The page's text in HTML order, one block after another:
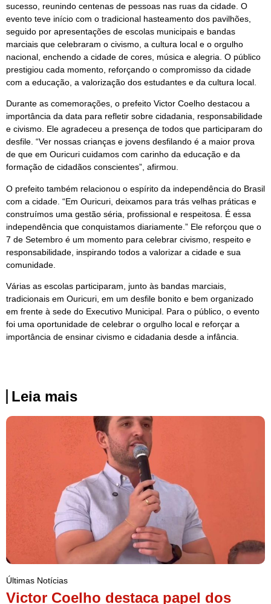
sucesso, reunindo centenas de pessoas nas ruas da cidade. O
evento teve início com o tradicional hasteamento dos pavilhões,
seguido por apresentações de escolas municipais e bandas
marciais que celebraram o civismo, a cultura local e o orgulho
nacional, enchendo a cidade de cores, música e alegria. O público
prestigiou cada momento, reforçando o compromisso da cidade
com a educação, a valorização dos estudantes e da cultura local.
Durante as comemorações, o prefeito Victor Coelho destacou a
importância da data para refletir sobre cidadania, responsabilidade
e civismo. Ele agradeceu a presença de todos que participaram do
desfile. “Ver nossas crianças e jovens desfilando é a maior prova
de que em Ouricuri cuidamos com carinho da educação e da
formação de cidadãos conscientes”, afirmou.
O prefeito também relacionou o espírito da independência do Brasil
com a cidade. “Em Ouricuri, deixamos para trás velhas práticas e
construímos uma gestão séria, profissional e respeitosa. É essa
independência que conquistamos diariamente.” Ele reforçou que o
7 de Setembro é um momento para celebrar civismo, respeito e
responsabilidade, inspirando todos a valorizar a cidade e sua
comunidade.
Várias as escolas participaram, junto às bandas marciais,
tradicionais em Ouricuri, em um desfile bonito e bem organizado
em frente à sede do Executivo Municipal. Para o público, o evento
foi uma oportunidade de celebrar o orgulho local e reforçar a
importância de ensinar civismo e cidadania desde a infância.
Leia mais
Últimas Notícias
Victor Coelho destaca papel dos